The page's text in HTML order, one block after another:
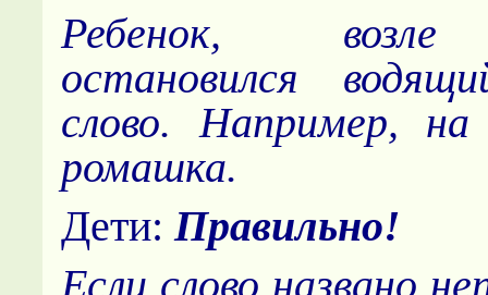
Ребенок, возле
остановился
слово. Например,
ромашка.
Дети:Правильно!
Если слово названо